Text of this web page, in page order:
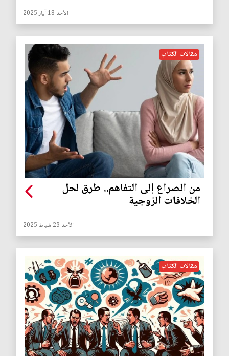
الأحد 18 آيار 2025
مقالات الكتاب
من الصراع إلى التفاهم.. طرق لحل
الخلافات الزوجية
الأحد 23 شباط 2025
مقالات الكتاب